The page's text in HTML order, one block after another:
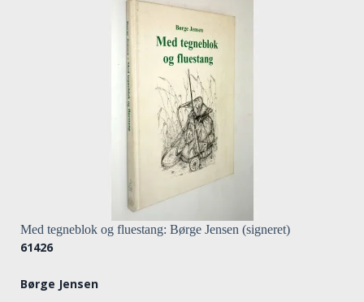
Med tegneblok og fluestang: Børge Jensen (signeret)
61426
Børge Jensen